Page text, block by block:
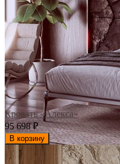
Кровать «Алекса»
95 698₽
В корзину